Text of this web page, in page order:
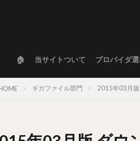
🏠 当サイトついて プロバイダ
ギガファイル部門 2015年03月